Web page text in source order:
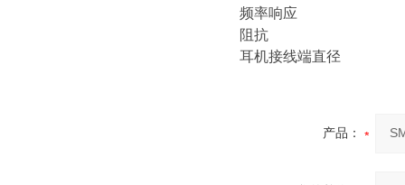
频率响应
阻抗
耳机接线端直径
产品：